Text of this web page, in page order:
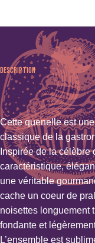
Description
Cette quenelle est
classique de la
Inspirée de la
caractéristique,
une véritable
cache un coeur de
noisettes longuement
fondante et
L’ensemble est